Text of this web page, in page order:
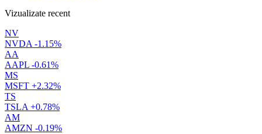
Vizualizate recent
NV
NVDA -1.15%
AA
AAPL -0.61%
MS
MSFT +2.32%
TS
TSLA +0.78%
AM
AMZN -0.19%